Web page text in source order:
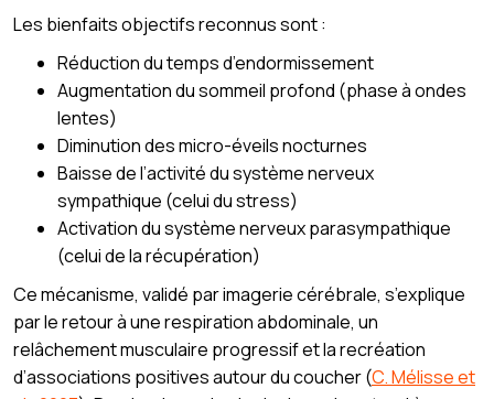
Les bienfaits objectifs reconnus sont :
Réduction du temps d’endormissement
Augmentation du sommeil profond (phase à ondes
lentes)
Diminution des micro-éveils nocturnes
Baisse de l’activité du système nerveux
sympathique (celui du stress)
Activation du système nerveux parasympathique
(celui de la récupération)
Ce mécanisme, validé par imagerie cérébrale, s’explique
par le retour à une respiration abdominale, un
relâchement musculaire progressif et la recréation
d’associations positives autour du coucher (C. Mélisse et